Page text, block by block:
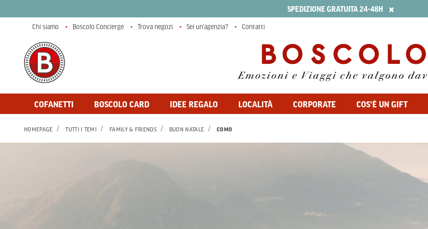
SPEDIZIONE GRATUITA 24-48H ×
COFANETTI BOSCOLO CARD IDEE REGALO LOCALITÀ CORPORATE COS'È UN GIFT
Chi siamo Boscolo Concierge Trova negozi Sei un'agenzia? Contatti
HOMEPAGE TUTTI I TEMI FAMILY & FRIENDS BUON NATALE COMO